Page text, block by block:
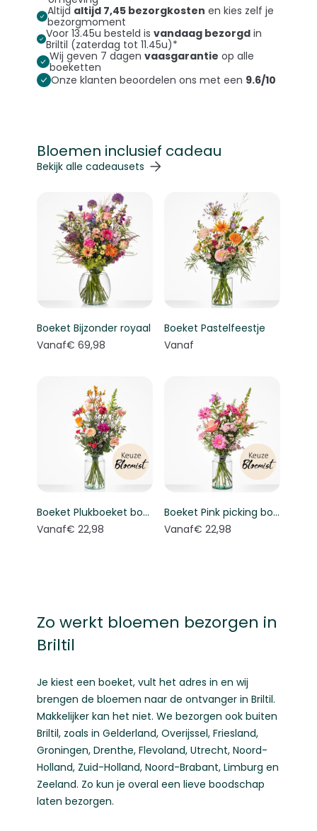
Altijd altijd 7,45 bezorgkosten en kies zelf je
bezorgmoment
Voor 13.45u besteld isvandaag bezorgd in
Briltil (zaterdag tot 11.45u)*
Wij geven 7 dagen vaasgarantie op alle
boeketten
Onze klanten beoordelen ons met een 9.6/10
Bloemen inclusief cadeau
Navigeren door de elementen van de carrousel is
Druk om carrousel over te slaan
Bekijk alle cadeausets
Boeket Bijzonder royaal
Vanaf€ 69,98
Boeket Pastelfeestje
Vanaf
Boeket Plukboeket bont - Keuze bloemist
Vanaf€ 22,98
Boeket Pink picking bouquet - Florist's choice
Vanaf€ 22,98
Zo werkt bloemen bezorgen in
Briltil
Je kiest een boeket, vult het adres in en wij
brengen de bloemen naar de ontvanger in Briltil.
Makkelijker kan het niet. We bezorgen ook buiten
Briltil, zoals in Gelderland, Overijssel, Friesland,
Groningen, Drenthe, Flevoland, Utrecht, Noord-
Holland, Zuid-Holland, Noord-Brabant, Limburg en
Zeeland. Zo kun je overal een lieve boodschap
laten bezorgen.